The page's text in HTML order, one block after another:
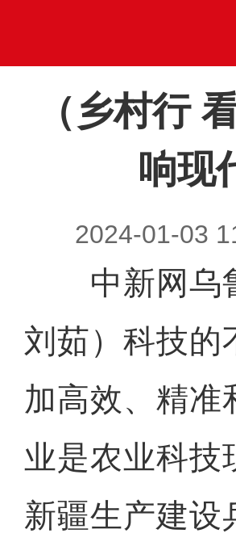
（乡村行
响现
2024-01-03
中新网乌鲁
刘茹）科技的
加高效、精准
业是农业科技
新疆生产建设